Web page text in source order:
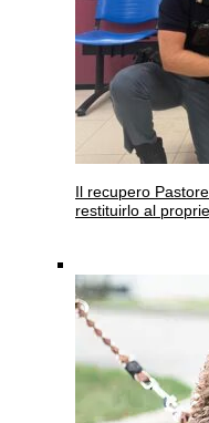
Il recupero
restituirlo al